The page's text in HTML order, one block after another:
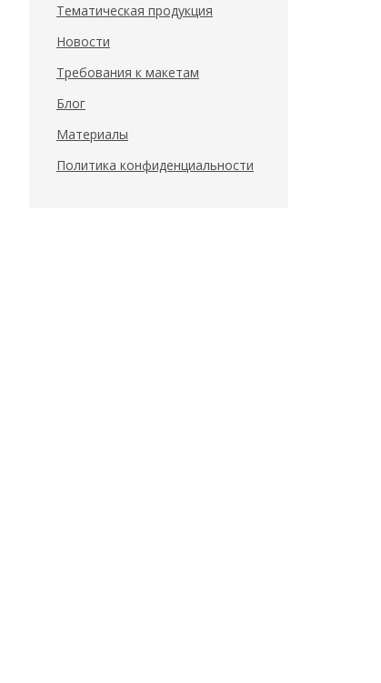
Тематическая продукция
Новости
Требования к макетам
Блог
Материалы
Политика конфиденциальности